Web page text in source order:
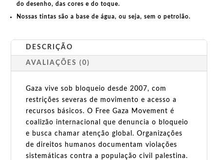
do desenho, das cores e do toque.
Nossas tintas são a base de água, ou seja, sem o petrolão.
DESCRIÇÃO
AVALIAÇÕES (0)
Gaza vive sob bloqueio desde 2007, com
restrições severas de movimento e acesso a
recursos básicos. O Free Gaza Movement é
coalizão internacional que denuncia o bloqueio
e busca chamar atenção global. Organizações
de direitos humanos documentam violações
sistemáticas contra a população civil palestina.